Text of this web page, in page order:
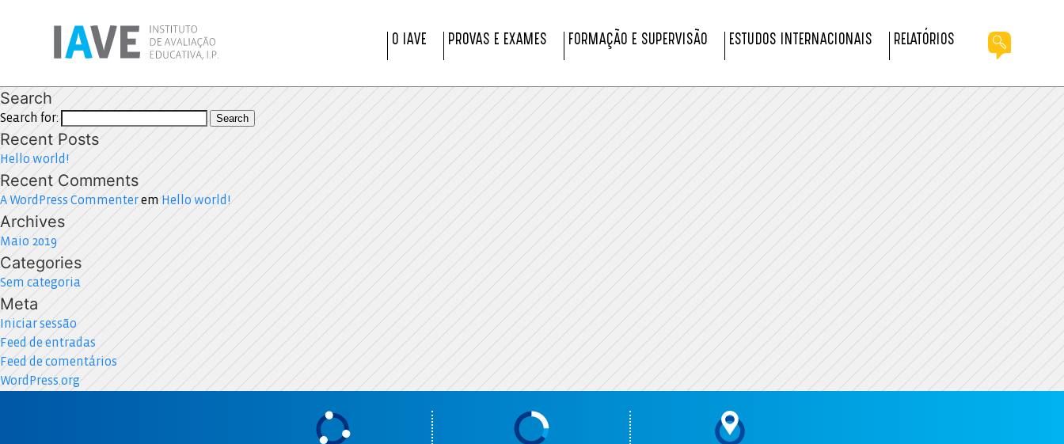
O IAVE PROVAS E EXAMES FORMAÇÃO E SUPERVISÃO ESTUDOS INTERNACIONAIS RELATÓRIOS
Search
Search for: Search
Recent Posts
Hello world!
Recent Comments
A WordPress Commenterem Hello world!
Archives
Maio 2019
Categories
Sem categoria
Meta
Iniciar sessão
Feed de entradas
Feed de comentários
WordPress.org